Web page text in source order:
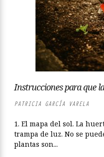
Instrucciones para que
PATRICIA GARCÍA VARELA
1. El mapa del sol. La
trampa de luz. No se
plantas son...